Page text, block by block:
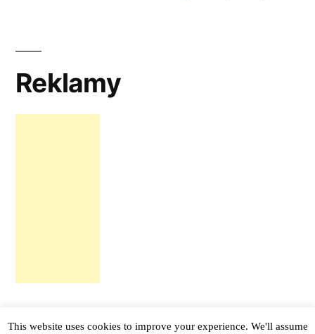
Reklamy
This website uses cookies to improve your experience. We'll assume